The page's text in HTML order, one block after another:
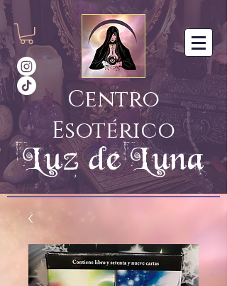
Centro
Esotérico
Luz de Luna